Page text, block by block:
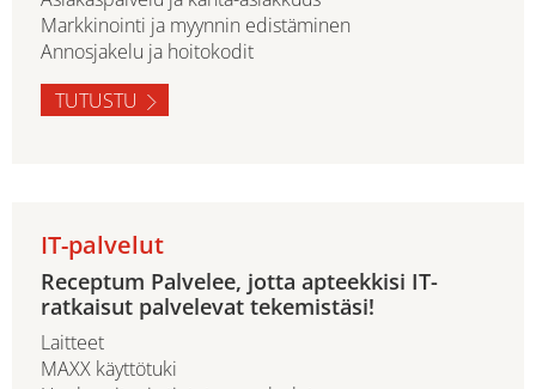
Markkinointi ja myynnin edistäminen
Annosjakelu ja hoitokodit
TUTUSTU
IT-palvelut
Receptum Palvelee, jotta apteekkisi IT-
ratkaisut palvelevat tekemistäsi!
Laitteet
MAXX käyttötuki